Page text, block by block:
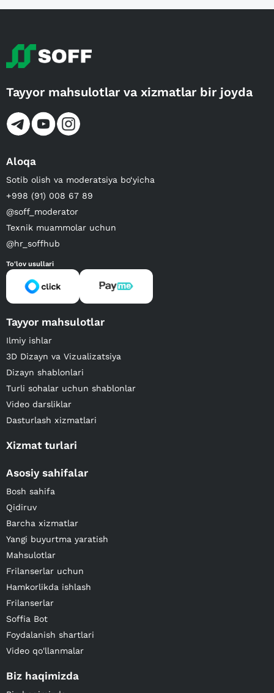
Tayyor mahsulotlar va xizmatlar bir joyda
Aloqa
Sotib olish va moderatsiya bo‘yicha
+998 (91) 008 67 89
@soff_moderator
Texnik muammolar uchun
@hr_soffhub
To'lov usullari
Tayyor mahsulotlar
Ilmiy ishlar
3D Dizayn va Vizualizatsiya
Dizayn shablonlari
Turli sohalar uchun shablonlar
Video darsliklar
Dasturlash xizmatlari
Xizmat turlari
Asosiy sahifalar
Bosh sahifa
Qidiruv
Barcha xizmatlar
Yangi buyurtma yaratish
Mahsulotlar
Frilanserlar uchun
Hamkorlikda ishlash
Frilanserlar
Soffia Bot
Foydalanish shartlari
Video qo'llanmalar
Biz haqimizda